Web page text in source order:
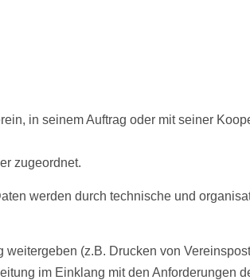
in seinem Auftrag oder mit seiner
zugeordnet.
werden durch technische und
(z.B. Drucken von
im Einklang mit den Anforderungen